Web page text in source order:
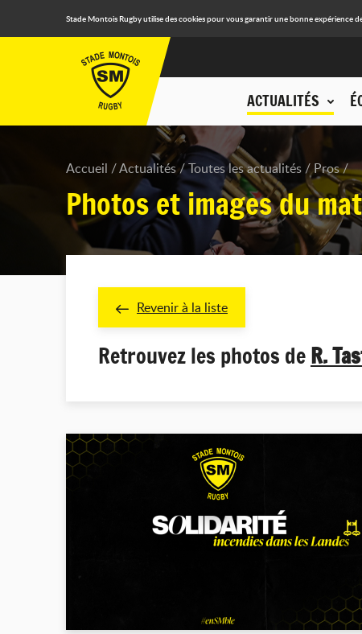
Stade Montois Rugby utilise des cookies pour vous garantir une bonne expérience
ACTUALITÉS
Accueil Actualités Toutes les actualités Pros
Photos et images du
Revenir à la liste
Retrouvez les photos deR.